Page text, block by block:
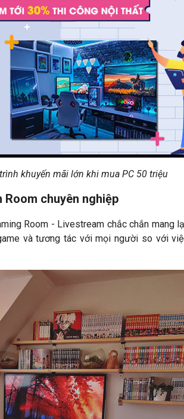
khuyến mãi lớn khi mua PC 50 triệu
chuyên nghiệp
Room - Livestream chắc chắn mang
và tương tác với mọi người so với